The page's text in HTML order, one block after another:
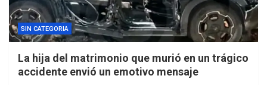
SIN CATEGORIA
La hija del matrimonio que murió en un trágico
accidente envió un emotivo mensaje